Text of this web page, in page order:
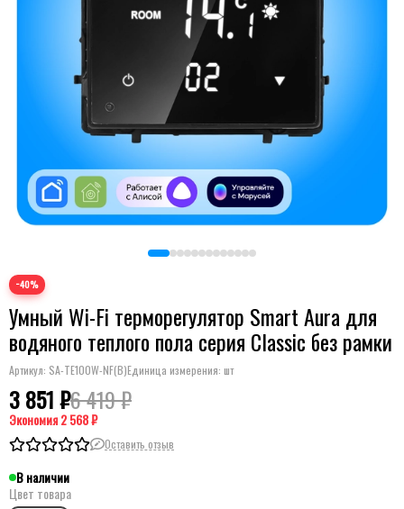
−40%
Умный Wi-Fi терморегулятор Smart Aura для
водяного теплого пола серия Classic без рамки
Артикул: SA-TE100W-NF(B)Единица измерения: шт
3 851 ₽6 419 ₽
Экономия2 568 ₽
Оставить отзыв
В наличии
Цвет товара